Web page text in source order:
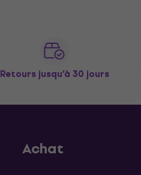
Retours jusqu’à 30 jours
Achat